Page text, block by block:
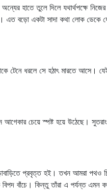
হাতে তুলে দিলে যথার্থপক্ষে নিজের
এত বড়ো একটা সাদা কথা লোক ডেকে
টেনে ধরলে সে হঠাৎ মারতে আসে।
চেয়ে স্পষ্ট হয়ে উঠেছে।
প্রবৃত্ত হই। তখন আমরা পথও
বাঁচে। কিন্তু তাঁরা এ পর্যন্ত এমন